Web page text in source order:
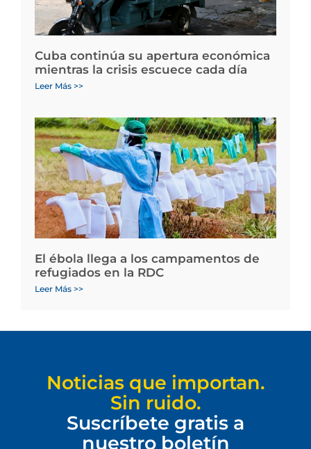
Cuba continúa su apertura económica
mientras la crisis escuece cada día
Leer Más >>
El ébola llega a los campamentos de
refugiados en la RDC
Leer Más >>
Noticias que importan.
Sin ruido.
Suscríbete gratis a
nuestro boletín